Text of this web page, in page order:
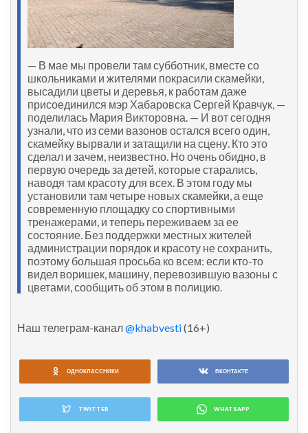
— В мае мы провели там субботник, вместе со
школьниками и жителями покрасили скамейки,
высадили цветы и деревья, к работам даже
присоединился мэр Хабаровска Сергей Кравчук, —
поделилась Мария Викторовна. — И вот сегодня
узнали, что из семи вазонов остался всего один,
скамейку вырвали и затащили на сцену. Кто это
сделал и зачем, неизвестно. Но очень обидно, в
первую очередь за детей, которые старались,
наводя там красоту для всех. В этом году мы
установили там четыре новых скамейки, а еще
современную площадку со спортивными
тренажерами, и теперь переживаем за ее
состояние. Без поддержки местных жителей
администрации порядок и красоту не сохранить,
поэтому большая просьба ко всем: если кто-то
видел воришек, машину, перевозившую вазоны с
цветами, сообщить об этом в полицию.
Наш телеграм-канал@khabvesti(16+)
ОДНОКЛАССНИКИ ВКОНТАКТЕ
TWITTER WHATSAPP